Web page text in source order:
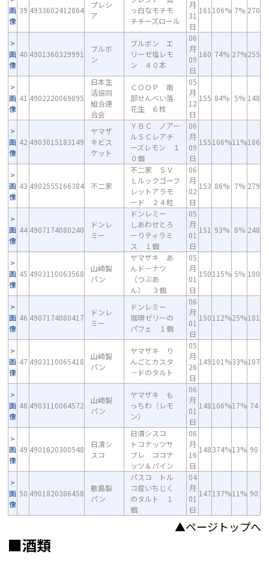
画
像
39 4933602412864
プレシ
ア
っ白なモチモ
チチーズロール
月
31
日
161 106% 7% 270
画
像
40 4901360329991
ブルボ
ン
ブルボン エ
リーゼ塩レモ
ン ４０本
06
月
09
日
160 74% 27%255
画
像
41 4902220069095
日本生
活協同
組合連
合会
ＣＯＯＰ 南
部せんべい落
花生 ６枚
05
月
12
日
155 84% 5% 148
画
像
42 4903015183149
ヤマザ
キビス
ケット
ＹＢＣ ノアー
ルＳＣレアチ
ーズレモン １
０個
06
月
09
日
155106%11%186
画
像
43 4902555166384 不二家
不二家 ＳＶ
Ｌルックゴーフ
レットアラモ
ード ２４粒
06
月
02
日
153 86% 7% 279
画
像
44 4907174080240
ドンレ
ミー
ドンレミー
しあわせとろ
ーりティラミ
ス １個
05
月
01
日
151 93% 8% 248
画
像
45 4903110063568
山崎製
パン
ヤマザキ あ
んド－ナツ
（つぶあ
ん） ３個
05
月
01
日
150115% 5% 100
画
像
46 4907174080417
ドンレ
ミー
ドンレミー
珈琲ゼリーの
パフェ １個
06
月
01
日
150112%25%181
画
像
47 4903110065418
山崎製
パン
ヤマザキ り
んごとカスタ
－ドのタルト
05
月
26
日
149101%33%107
画
像
48 4903110064572
山崎製
パン
ヤマザキ も
っちわ（レモ
ン）
06
月
01
日
148106%17% 74
画
像
49 4901620300548
日清シ
スコ
日清シスコ
トコナッツサ
ブレ ココナ
ッツ＆パイン
06
月
16
日
148374%13% 90
画
像
50 4901820386458
敷島製
パン
パスコ トル
コ産いちじく
のタルト １
個
04
月
01
日
147137%11% 90
▲ページトップへ
■酒類